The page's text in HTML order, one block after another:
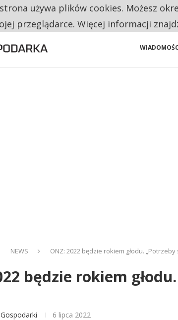
TRZECIĄ ZŁOTÓWKĘ Z EMERYTURY SENIORZY
NEWS ONZ: 2022 będzie rokiem głodu.
będzie rokiem
6 lipca 2022
używa plików cookies. Możesz
przeglądarce. Więcej informacji